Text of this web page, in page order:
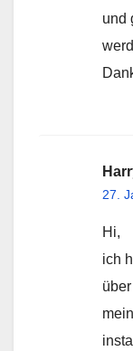
und
27.
Hi,
ich